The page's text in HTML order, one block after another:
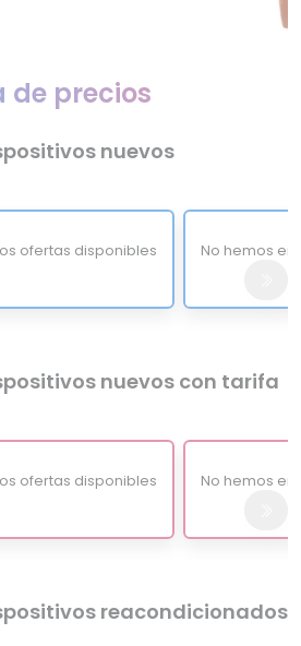
precios
nuevos
ofertas disponibles No hemos
nuevos con tarifa
ofertas disponibles No hemos
reacondicionados